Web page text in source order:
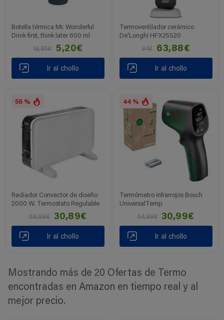
Botella térmica Mr. Wonderful
Drink first, think later 600 ml
19,95€
5,20€
Ir al chollo
Termoventilador cerámico
De'Longhi HFX25S20
94€
63,88€
Ir al chollo
56 %
Radiador Convector de diseño
2000 W. Termostato Regulable
69,99€
30,89€
Ir al chollo
44 %
Termómetro infrarrojos Bosch
UniversalTemp
54,99€
30,99€
Ir al chollo
Mostrando más de 20 Ofertas de Termo
encontradas en Amazon en tiempo real y al
mejor precio.